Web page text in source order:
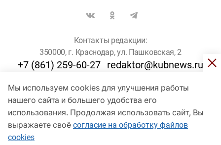
Мы используем cookies для улучшения работы
нашего сайта и большего удобства его
использования. Продолжая использовать сайт, Вы
выражаете своё согласие на обработку файлов
cookies
Контакты редакции:
350000, г. Краснодар, ул. Пашковская, 2
+7 (861) 259-60-27 redaktor@kubnews.ru
Для пользователей старше 16 лет
© Кубанские Новости, 2017
Сетевое издание «kubnews» зарегистрировано Федеральной
службой по надзору в сфере связи, информационных технологий
и массовых коммуникаций (Роскомнадзор). Регистрационный